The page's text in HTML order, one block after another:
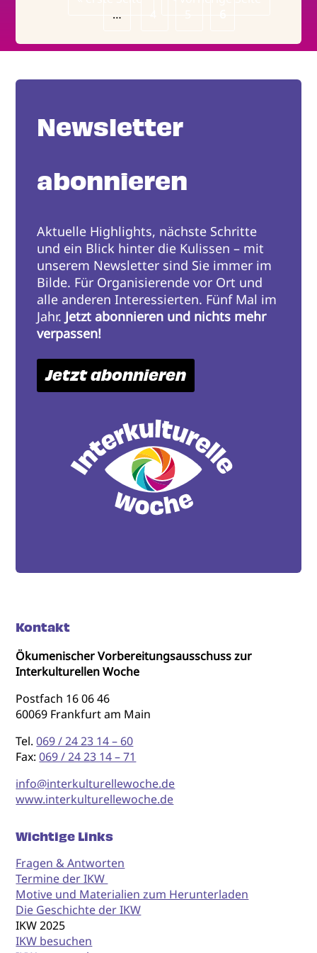
Seitennummerierung
…
Newsletter
abonnieren
Aktuelle Highlights, nächste Schritte
und ein Blick hinter die Kulissen – mit
unserem Newsletter sind Sie immer im
Bilde. Für Organisierende vor Ort und
alle anderen Interessierten. Fünf Mal im
Jahr. Jetzt abonnieren und nichts mehr
verpassen!
Jetzt abonnieren
Kontakt
Ökumenischer Vorbereitungsausschuss zur
Interkulturellen Woche
Postfach 16 06 46
60069 Frankfurt am Main
Tel.069 / 24 23 14 – 60
Fax:069 / 24 23 14 – 71
info@interkulturellewoche.de
www.interkulturellewoche.de
Wichtige Links
Fragen & Antworten
Termine der IKW
Motive und Materialien zum Herunterladen
Die Geschichte der IKW
IKW 2025
IKW besuchen